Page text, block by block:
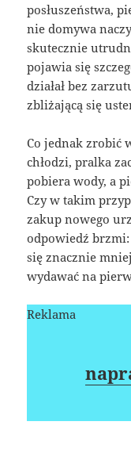
posłuszeństwa,
nie domywa
skutecznie
pojawia się
działał bez
zbliżającą się
Co jednak zrobić
chłodzi, pralka
pobiera wody, a
Czy w takim
zakup nowego
odpowiedź
się znacznie
wydawać na
Reklama